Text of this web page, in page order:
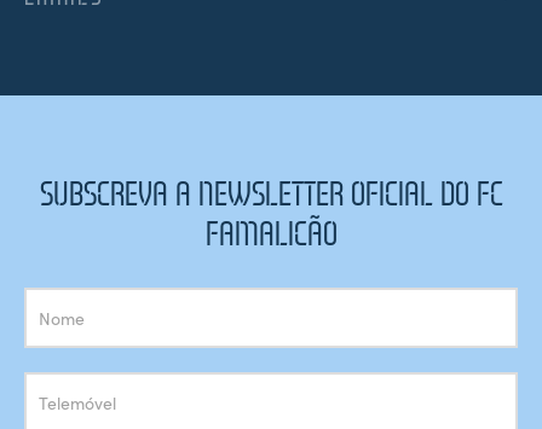
SUBSCREVA A NEWSLETTER OFICIAL DO FC
FAMALICÃO
Subscrição
Newsletter